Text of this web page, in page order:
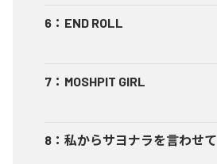
6 ： END ROLL
7 ： MOSHPIT GIRL
8 ： 私からサヨナラを言わせて